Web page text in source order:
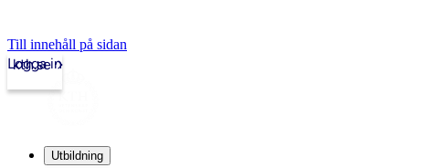
Till innehåll på sidan
kth.se
Logga in
Utbildning